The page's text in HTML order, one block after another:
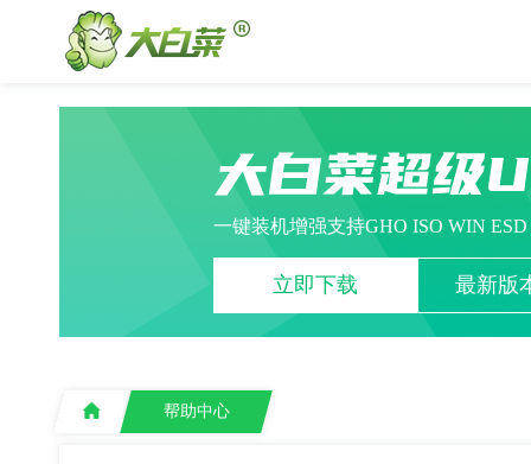
大白菜超级
一键装机增强支持GHO ISO WIN
立即下载 最新版
帮助中心